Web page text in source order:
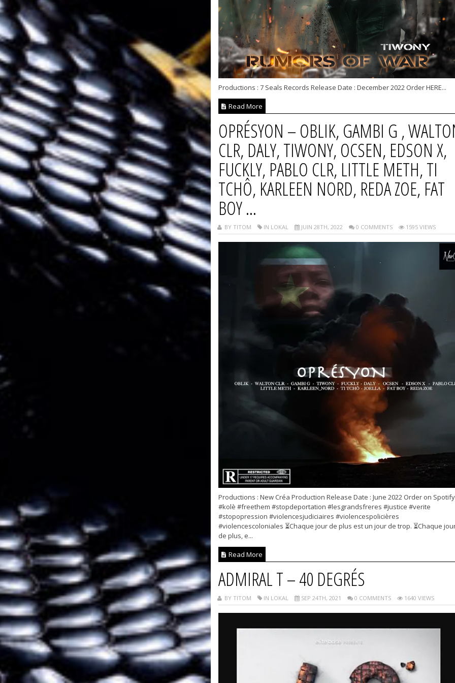
Productions : 7 Seals Records Release Date : December 2022 Order HERE...
Read More
OPRÉSYON – OBLIK, GAMBI G ,
CLR, DALY, TIWONY, OCSEN, EDSON X,
FUCKLY, PABLO CLR, LITTLE METH, TI
TCHÔ, KARLEEN NORD, REDA ZOE, FAT
BOY ...
BY TITOM IN LOKAL JUIN 28TH, 2022 0 COMMENTS 1595 VIEWS
Productions : New Créa Production Release Date : June 2022 Order on Spotify
#kolè #freethem #stopdeportation #lesgrandsfreres #justice #verite
#stopopression #violencesjudiciaires #violencespolicières
#violencescoloniales ⏳Chaque jour de plus est un jour de trop. ⏳Chaque
de plus, e...
Read More
ADMIRAL T – 40 DEGRÉS
BY TITOM IN LOKAL SEP 24TH, 2021 0 COMMENTS 1640 VIEWS